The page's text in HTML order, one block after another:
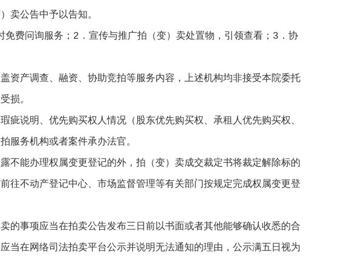
卖公告中予以告知。
问询服务；2．宣传与推广拍（变）卖处置物，引领查看；3．协
产调查、融资、协助竞拍等服务内容，上述机构均非接受本院委托
损。
说明、优先购买权人情况（股东优先购买权、承租人优先购买权、
服务机构或者案件承办法官。
能办理权属变更登记的外，拍（变）卖成交裁定书将裁定解除标的
往不动产登记中心、市场监督管理等有关部门按规定完成权属变更登
事项应当在拍卖公告发布三日前以书面或者其他能够确认收悉的合
当在网络司法拍卖平台公示并说明无法通知的理由，公示满五日视为